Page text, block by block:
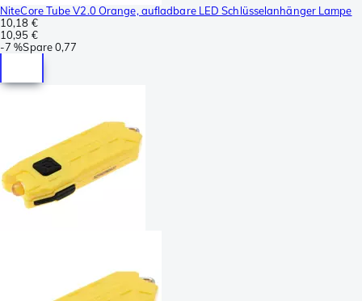
NiteCore Tube V2.0 Orange, aufladbare LED Schlüsselanhänger Lampe
10,18 €
10,95 €
-7 %Spare0,77